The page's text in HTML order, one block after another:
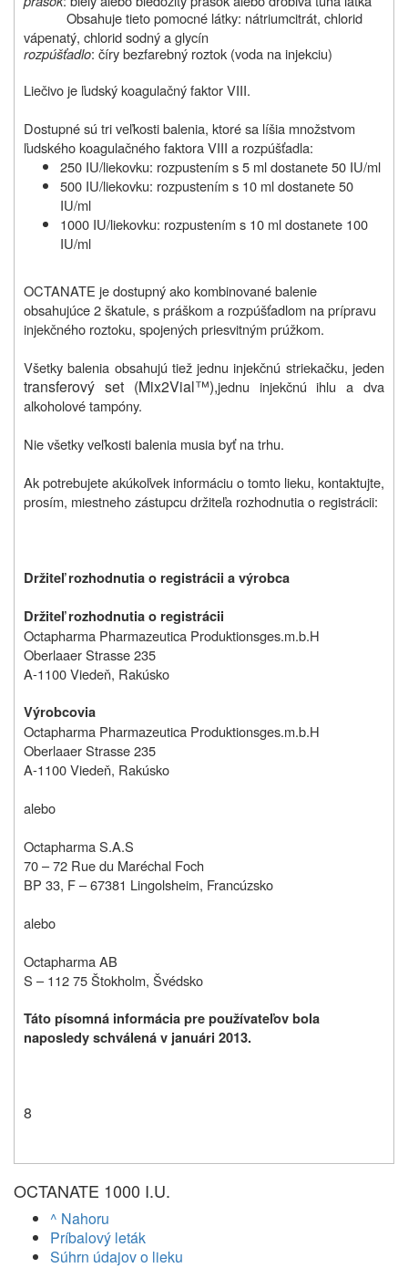
Obsahuje tieto pomocné látky: nátriumcitrát, chlorid
vápenatý, chlorid sodný a glycín
rozpúšťadlo: číry bezfarebný roztok (voda na injekciu)
Liečivo je ľudský koagulačný faktor VIII.
Dostupné sú tri veľkosti balenia, ktoré sa líšia množstvom
ľudského koagulačného faktora VIII a rozpúšťadla:
250 IU/liekovku: rozpustením s 5 ml dostanete 50 IU/ml
500 IU/liekovku: rozpustením s 10 ml dostanete 50
IU/ml
1000 IU/liekovku: rozpustením s 10 ml dostanete 100
IU/ml
OCTANATE je dostupný ako kombinované balenie
obsahujúce 2 škatule, s práškom a rozpúšťadlom na prípravu
injekčného roztoku, spojených priesvitným prúžkom.
Všetky balenia obsahujú tiež jednu injekčnú striekačku, jeden
transferový set (Mix2Vial™),jednu injekčnú ihlu a dva
alkoholové tampóny.
Nie všetky veľkosti balenia musia byť na trhu.
Ak potrebujete akúkoľvek informáciu o tomto lieku, kontaktujte,
prosím, miestneho zástupcu držiteľa rozhodnutia o registrácii:
Držiteľ rozhodnutia o registrácii a výrobca
Držiteľ rozhodnutia o registrácii
Octapharma Pharmazeutica Produktionsges.m.b.H
Oberlaaer Strasse 235
A-1100 Viedeň, Rakúsko
Výrobcovia
Octapharma Pharmazeutica Produktionsges.m.b.H
Oberlaaer Strasse 235
A-1100 Viedeň, Rakúsko
alebo
Octapharma S.A.S
70 – 72 Rue du Maréchal Foch
BP 33, F – 67381 Lingolsheim, Francúzsko
alebo
Octapharma AB
S – 112 75 Štokholm, Švédsko
Táto písomná informácia pre používateľov bola
naposledy schválená v januári 2013.
8
OCTANATE 1000 I.U.
^ Nahoru
Príbalový leták
Súhrn údajov o lieku